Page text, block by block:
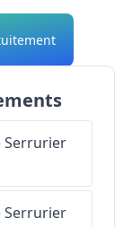
Serrurier
Serrurier